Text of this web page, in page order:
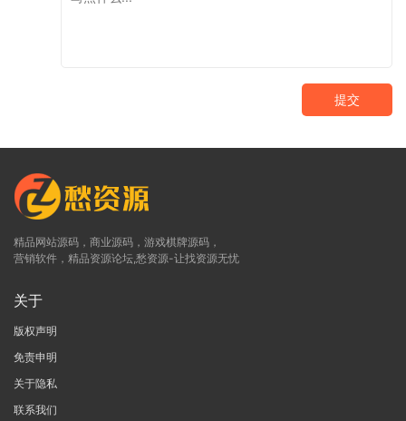
提交
精品网站源码，商业源码，游戏棋牌源码，
营销软件，精品资源论坛,愁资源-让找资源无忧
关于
版权声明
免责申明
关于隐私
联系我们